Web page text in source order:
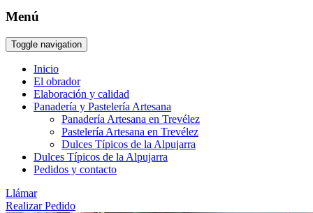
Menú
Toggle navigation
Inicio
El obrador
Elaboración y calidad
Panadería y Pastelería Artesana
Panadería Artesana en Trevélez
Pastelería Artesana en Trevélez
Dulces Típicos de la Alpujarra
Dulces Típicos de la Alpujarra
Pedidos y contacto
Llámar
Realizar Pedido